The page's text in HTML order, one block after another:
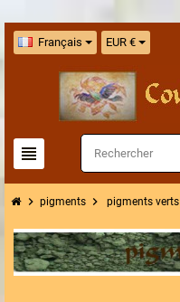
Français EUR €
view_headline
chevron_right pigments chevron_right pigments verts